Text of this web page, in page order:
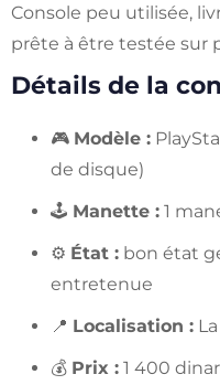
Console peu utilisée,
prête à être testée sur
Détails de la
🎮 Modèle :
de disque)
🕹️ Manette : 1
⚙️ État : bon état
entretenue
📍 Localisation :
💰 Prix : 1 400